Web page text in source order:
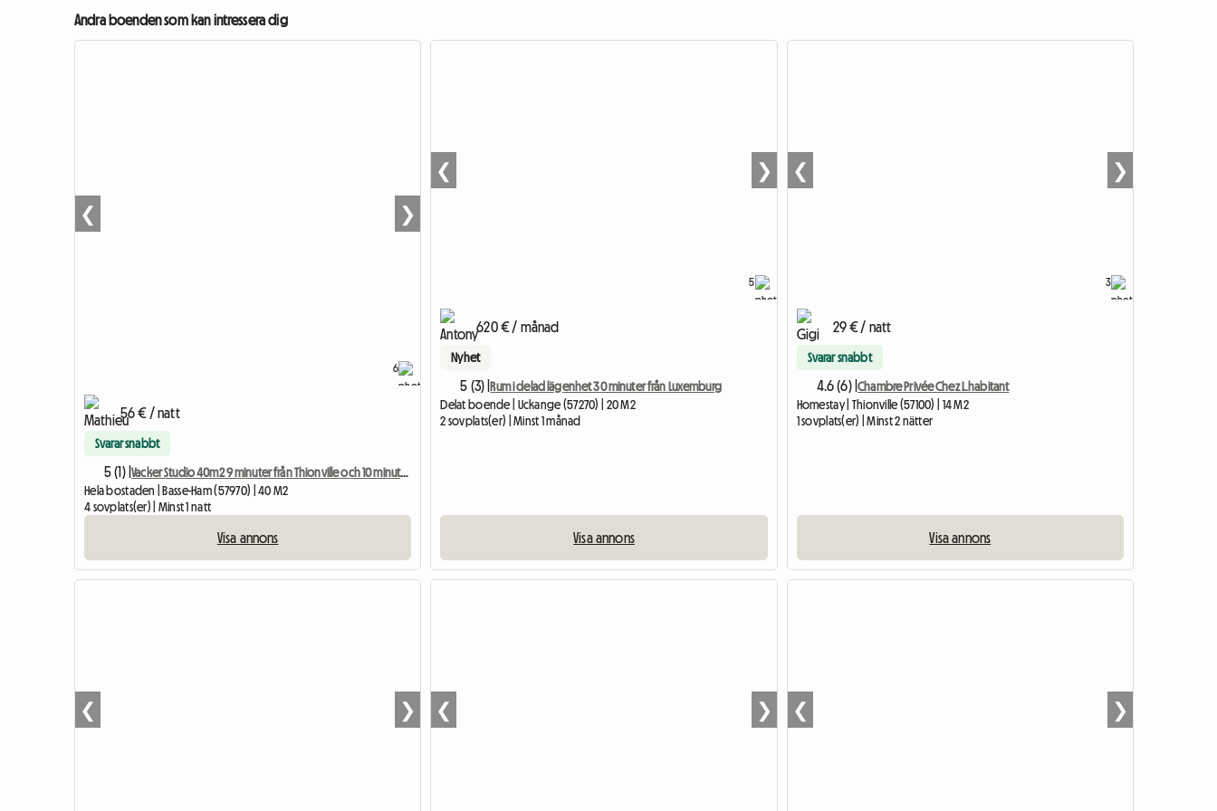
Andra boenden som kan intressera dig
6
❮ ❯
56 € / natt
Svarar snabbt
5 (1) |
Vacker Studio 40m2 9 minuter från Thionville och 10 minuter från Cattenom
Hela bostaden | Basse-Ham (57970) | 40 M2
4 sovplats(er) | Minst 1 natt
Visa annons
5
❮ ❯
620 € / månad
Nyhet
5 (3) |Rum i delad lägenhet 30 minuter från Luxemburg
Delat boende | Uckange (57270) | 20 M2
2 sovplats(er) | Minst 1 månad
Visa annons
3
❮ ❯
29 € / natt
Svarar snabbt
4.6 (6) |Chambre Privée Chez L.habitant
Homestay | Thionville (57100) | 14 M2
1 sovplats(er) | Minst 2 nätter
Visa annons
❮ ❯ ❮ ❯ ❮ ❯